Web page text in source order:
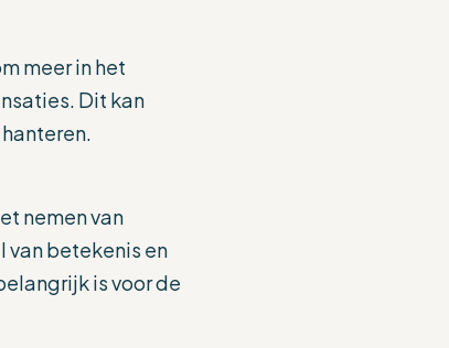
meer in het
Dit kan
nemen van
van betekenis en
is voor de